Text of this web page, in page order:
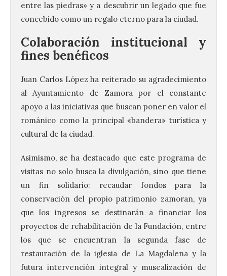
entre las piedras» y a descubrir un legado que fue
concebido como un regalo eterno para la ciudad.
Colaboración institucional y
fines benéficos
Juan Carlos López ha reiterado su agradecimiento
al Ayuntamiento de Zamora por el constante
apoyo a las iniciativas que buscan poner en valor el
románico como la principal «bandera» turística y
cultural de la ciudad.
Asimismo, se ha destacado que este programa de
visitas no solo busca la divulgación, sino que tiene
un fin solidario: recaudar fondos para la
conservación del propio patrimonio zamoran, ya
que los ingresos se destinarán a financiar los
proyectos de rehabilitación de la Fundación, entre
los que se encuentran la segunda fase de
restauración de la iglesia de La Magdalena y la
futura intervención integral y musealización de